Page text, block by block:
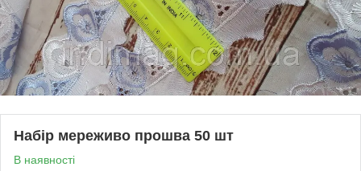
Набір мереживо прошва 50 шт
В наявності